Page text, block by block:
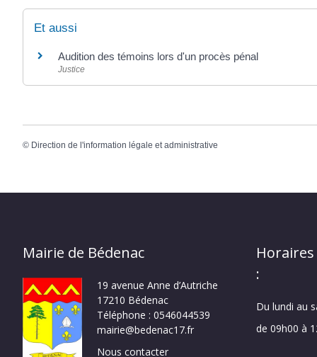
Et aussi
Audition des témoins lors d'un procès pénal
Justice
© Direction de l'information légale et administrative
Mairie de Bédenac
19 avenue Anne d’Autriche
17210 Bédenac
Téléphone : 0546044539
mairie@bedenac17.fr
Nous contacter
:
Du lundi au
de 09h00 à